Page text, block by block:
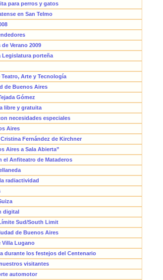
para perros y gatos
en San Telmo
Verano 2009
Legislatura porteña
Arte y Tecnología
de Buenos Aires
Gómez
libre y gratuita
necesidades especiales
Aires
Fernández de Kirchner
Aires a Sala Abierta”
el Anfiteatro de Mataderos
radiactividad
digital
Sud/South Limit
de Buenos Aires
Villa Lugano
durante los festejos del Centenario
visitantes
automotor